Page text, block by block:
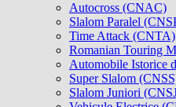
Autocross (CNAC)
Slalom Paralel
Time Attack (CNTA)
Romanian Touring
Automobile Istorice
Super Slalom
Slalom Juniori